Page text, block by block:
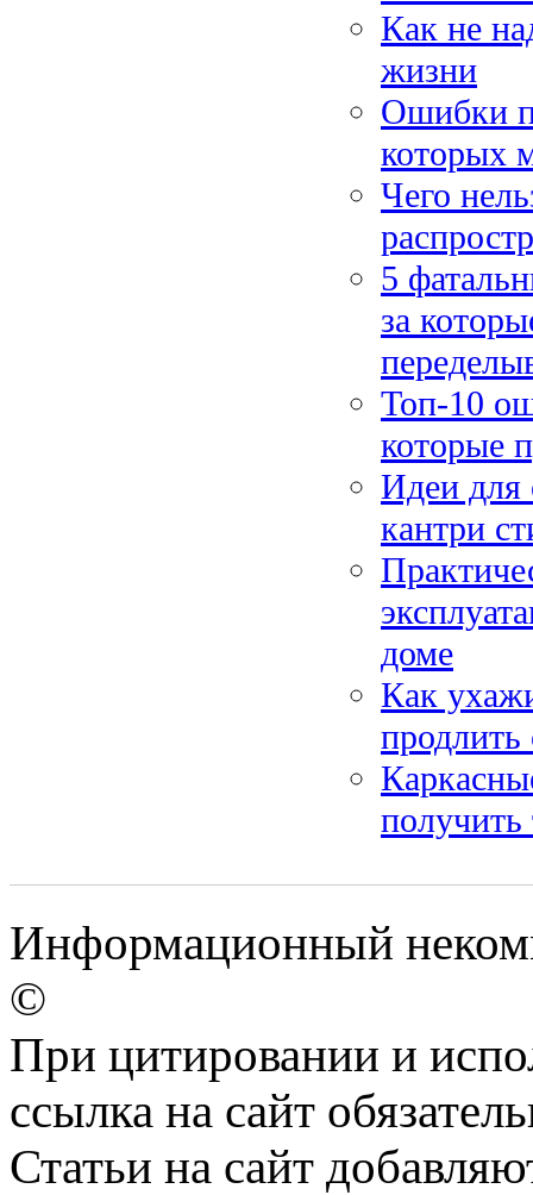
Как не
жизни
Ошибки
которых
Чего
5
за
Топ-10
которые
Идеи для
кантри
доме
Как
Информационный
©
При цитировании и
ссылка на сайт
Статьи на сайт